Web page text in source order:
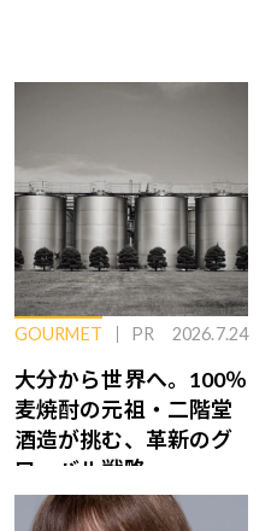
GOURMET PR 2026.7.24
大分から世界へ。100％
麦焼酎の元祖・二階堂
酒造が挑む、革新のグ
ローバル戦略